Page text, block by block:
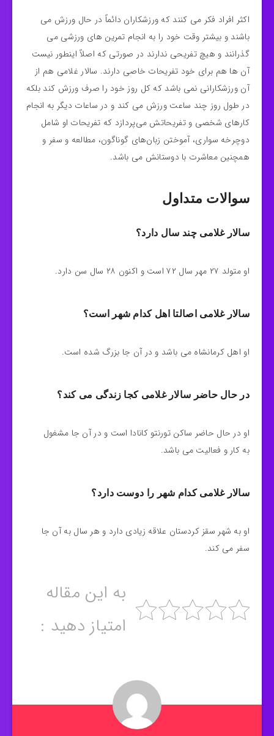
اکثر افراد فکر می‌ کنند که ورزشکاران دائماً در حال ورزش می
باشند و بیشتر وقت خود را به انجام تمرین های ورزشی می
گذرانند و هیچ تفریحی ندارند در صورتی که اصلاً اینطور نیست
آن ها هم برای خود تفریحات خاصی دارند. سالار غلامی هم از
آن ورزشکارانی نمی باشد که کل روز خود را صرف ورزش کند بلکه
در طول روز چند ساعت ورزش می کند و در ساعات دیگر به انجام
کارهای شخصی و تفریحاتش می‌پردازد که تفریحات او شامل
دوچرخه‌ سواری، آموختن زبان‌های گوناگون، مطالعه و سفر و
همچنین معاشرت با دوستانش می باشد.
سوالات متداول
سالار غلامی چند سال دارد؟
او متولد ۲۷ مهر سال ۷۲ است و اکنون ۲۸ سال سن دارد.
سالار غلامی اصالتا اهل کدام شهر است؟
او اهل کرمانشاه می باشد و در آن جا بزرگ شده است.
در حال حاضر سالار غلامی کجا زندگی می کند؟
او در حال حاضر ساکن تورنتو کانادا است و در آن جا مشغول
به کار و فعالیت می باشد.
سالار غلامی کدام شهر را دوست دارد؟
او به شهر سقز کردستان علاقه زیادی دارد و هر سال به آن جا
سفر می کند.
به این مقاله
امتیاز دهید :